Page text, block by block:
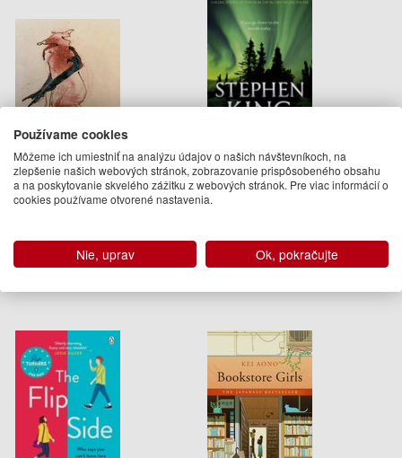
Wrong Norma
Anne Carson
Na sklade
Tommy Knockers
Na sklade
Používame cookies
Môžeme ich umiestniť na analýzu údajov o našich návštevníkoch, na
zlepšenie našich webových stránok, zobrazovanie prispôsobeného obsahu
a na poskytovanie skvelého zážitku z webových stránok. Pre viac informácií o
cookies používame otvorené nastavenia.
Nie, uprav Ok, pokračujte